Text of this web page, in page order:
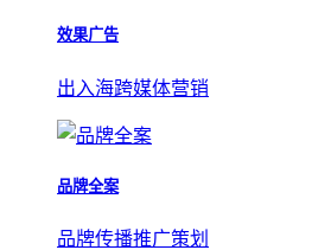
效果广告
出入海跨媒体营销
品牌全案
品牌传播推广策划